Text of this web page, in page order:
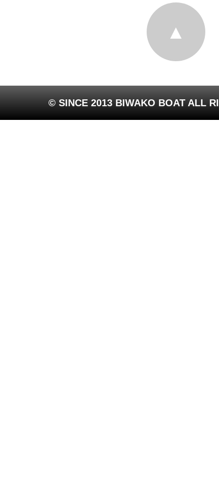
▲
© SINCE 2013 BIWAKO BOAT ALL